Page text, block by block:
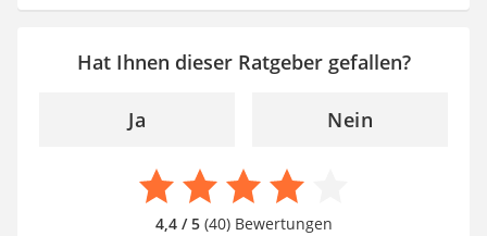
Hat Ihnen dieser Ratgeber gefallen?
Ja Nein
4,4 / 5(40) Bewertungen